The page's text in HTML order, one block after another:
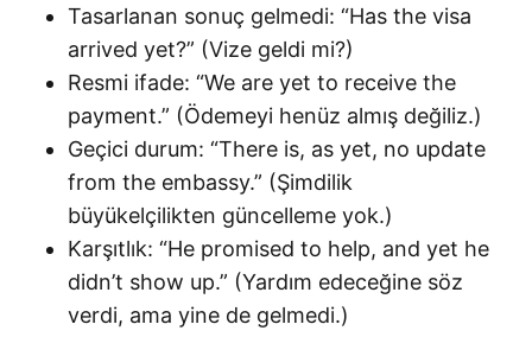
Tasarlanan sonuç gelmedi: “Has the visa
arrived yet?” (Vize geldi mi?)
Resmi ifade: “We are yet to receive the
payment.” (Ödemeyi henüz almış değiliz.)
Geçici durum: “There is, as yet, no update
from the embassy.” (Şimdilik
büyükelçilikten güncelleme yok.)
Karşıtlık: “He promised to help, and yet he
didn’t show up.” (Yardım edeceğine söz
verdi, ama yine de gelmedi.)